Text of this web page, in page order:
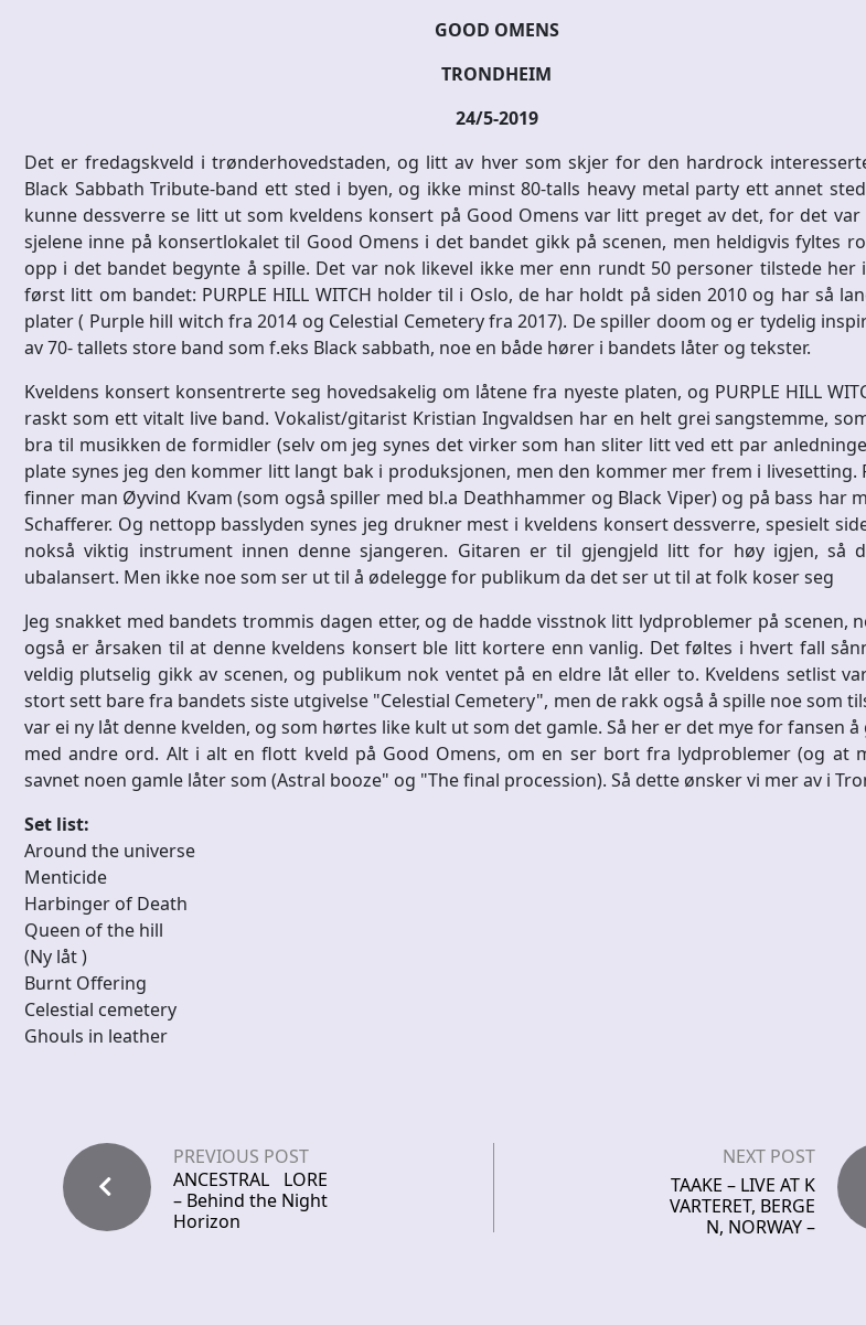
GOOD OMENS
TRONDHEIM
24/5-2019
Det er fredagskveld i trønderhovedstaden, og litt av hver som skjer for den hardrock
Black Sabbath Tribute-band ett sted i byen, og ikke minst 80-talls heavy metal party ett annet
kunne dessverre se litt ut som kveldens konsert på Good Omens var litt preget av det, for det var
sjelene inne på konsertlokalet til Good Omens i det bandet gikk på scenen, men heldigvis fyltes
opp i det bandet begynte å spille. Det var nok likevel ikke mer enn rundt 50 personer tilstede her
først litt om bandet: PURPLE HILL WITCH holder til i Oslo, de har holdt på siden 2010 og har så
plater ( Purple hill witch fra 2014 og Celestial Cemetery fra 2017). De spiller doom og er tydelig
av 70- tallets store band som f.eks Black sabbath, noe en både hører i bandets låter og tekster.
Kveldens konsert konsentrerte seg hovedsakelig om låtene fra nyeste platen, og PURPLE HILL
raskt som ett vitalt live band. Vokalist/gitarist Kristian Ingvaldsen har en helt grei sangstemme,
bra til musikken de formidler (selv om jeg synes det virker som han sliter litt ved ett par
plate synes jeg den kommer litt langt bak i produksjonen, men den kommer mer frem i livesetting.
finner man Øyvind Kvam (som også spiller med bl.a Deathhammer og Black Viper) og på bass har
Schafferer. Og nettopp basslyden synes jeg drukner mest i kveldens konsert dessverre, spesielt
nokså viktig instrument innen denne sjangeren. Gitaren er til gjengjeld litt for høy igjen, så
ubalansert. Men ikke noe som ser ut til å ødelegge for publikum da det ser ut til at folk koser seg
Jeg snakket med bandets trommis dagen etter, og de hadde visstnok litt lydproblemer på scenen,
også er årsaken til at denne kveldens konsert ble litt kortere enn vanlig. Det føltes i hvert fall
veldig plutselig gikk av scenen, og publikum nok ventet på en eldre låt eller to. Kveldens setlist
stort sett bare fra bandets siste utgivelse "Celestial Cemetery", men de rakk også å spille noe som
var ei ny låt denne kvelden, og som hørtes like kult ut som det gamle. Så her er det mye for fansen å
med andre ord. Alt i alt en flott kveld på Good Omens, om en ser bort fra lydproblemer (og at
savnet noen gamle låter som (Astral booze" og "The final procession). Så dette ønsker vi mer av i
Set list:
Around the universe
Menticide
Harbinger of Death
Queen of the hill
(Ny låt )
Burnt Offering
Celestial cemetery
Ghouls in leather
PREVIOUS POST
ANCESTRAL LORE
– Behind the Night
Horizon
NEXT POST
TAAKE – LIVE AT K
VARTERET, BERGE
N, NORWAY –